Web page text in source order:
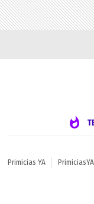
Primicias YA PrimiciasYA